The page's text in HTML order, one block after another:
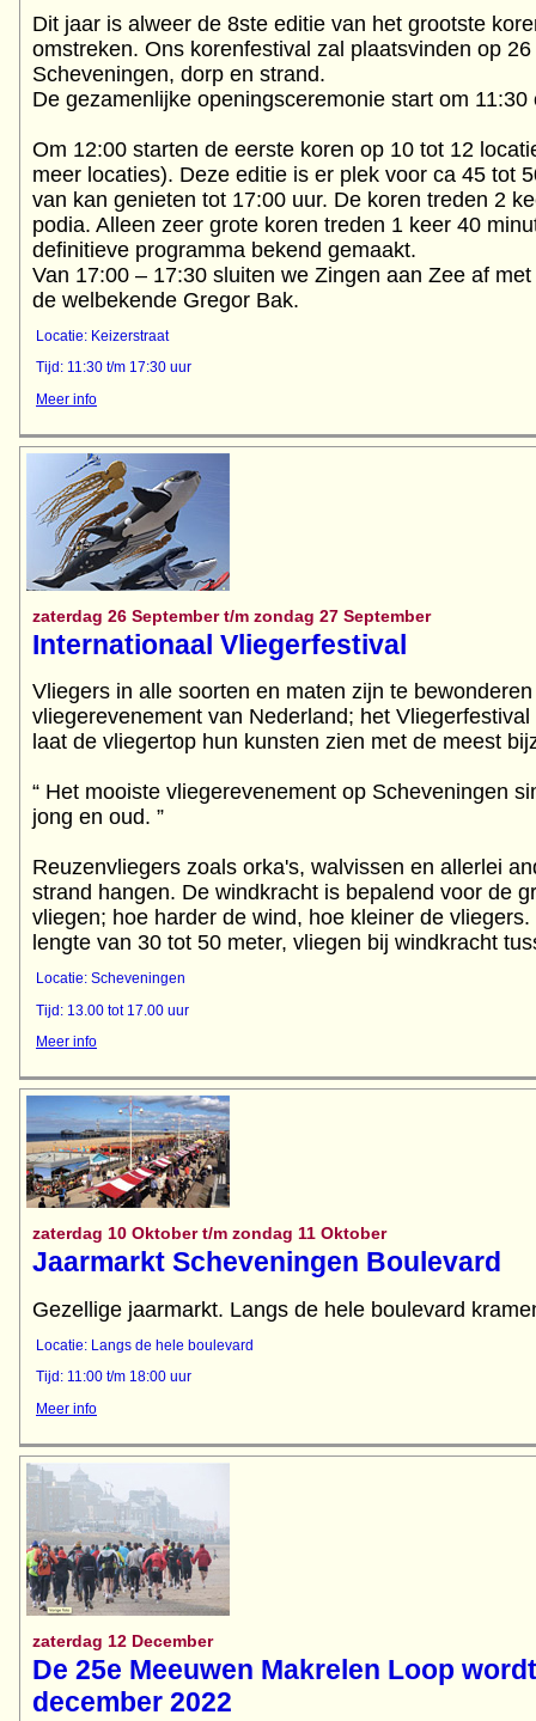
Dit jaar is alweer de 8ste editie van het grootste
omstreken. Ons korenfestival zal plaatsvinden op
Scheveningen, dorp en strand.
De gezamenlijke openingsceremonie start om
Om 12:00 starten de eerste koren op 10 tot 12
meer locaties). Deze editie is er plek voor ca 45 tot
van kan genieten tot 17:00 uur. De koren treden 2
podia. Alleen zeer grote koren treden 1 keer 40
definitieve programma bekend gemaakt.
Van 17:00 – 17:30 sluiten we Zingen aan Zee af
Locatie: Keizerstraat
Tijd: 11:30 t/m 17:30 uur
Meer info
zaterdag 26 September t/m zondag 27 September
Internationaal Vliegerfestival
Vliegers in alle soorten en maten zijn te
vliegerevenement van Nederland; het
laat de vliegertop hun kunsten zien met de meest
“ Het mooiste vliegerevenement op Scheveningen
jong en oud. ”
Reuzenvliegers zoals orka's, walvissen en allerlei
strand hangen. De windkracht is bepalend voor de
vliegen; hoe harder de wind, hoe kleiner de
lengte van 30 tot 50 meter, vliegen bij windkracht
Locatie: Scheveningen
Tijd: 13.00 tot 17.00 uur
Meer info
zaterdag 10 Oktober t/m zondag 11 Oktober
Jaarmarkt Scheveningen Boulevard
Gezellige jaarmarkt. Langs de hele boulevard
Locatie: Langs de hele boulevard
Tijd: 11:00 t/m 18:00 uur
Meer info
zaterdag 12 December
De 25e Meeuwen Makrelen Loop
december 2022